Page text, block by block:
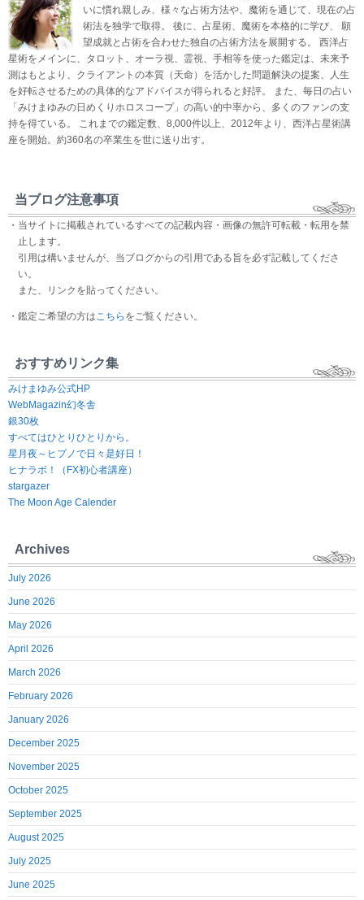
いに慣れ親しみ、様々な占術方法や、魔術を通じて、現在の占
術法を独学で取得。 後に、占星術、魔術を本格的に学び、 願
望成就と占術を合わせた独自の占術方法を展開する。 西洋占
星術をメインに、タロット、オーラ視、霊視、手相等を使った鑑定は、未来予
測はもとより、クライアントの本質（天命）を活かした問題解決の提案、人生
を好転させるための具体的なアドバイスが得られると好評。 また、毎日の占い
「みけまゆみの日めくりホロスコープ」の高い的中率から、多くのファンの支
持を得ている。 これまでの鑑定数、8,000件以上、2012年より、西洋占星術講
座を開始。約360名の卒業生を世に送り出す。
当ブログ注意事項
・当サイトに掲載されているすべての記載内容・画像の無許可転載・転用を禁
止します。
引用は構いませんが、当ブログからの引用である旨を必ず記載してくださ
い。
また、リンクを貼ってください。
・鑑定ご希望の方はこちら をご覧ください。
おすすめリンク集
みけまゆみ公式HP
WebMagazin幻冬舎
銀30枚
すべてはひとりひとりから。
星月夜～ヒプノで日々是好日！
ヒナラボ！（FX初心者講座）
stargazer
The Moon Age Calender
Archives
July 2026
June 2026
May 2026
April 2026
March 2026
February 2026
January 2026
December 2025
November 2025
October 2025
September 2025
August 2025
July 2025
June 2025